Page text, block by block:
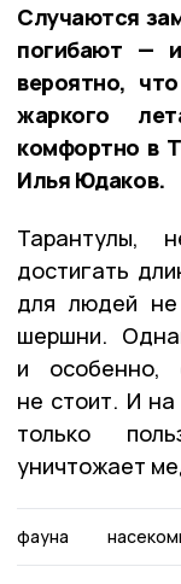
Случаются
погибают —
вероятно,
жаркого
комфортно в
Илья Юдаков.
Тарантулы,
достигать
для людей
шершни.
и особенно,
не стоит. И
только
уничтожает
фауна